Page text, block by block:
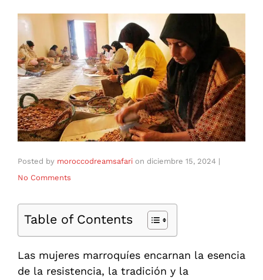
Posted by moroccodreamsafari on diciembre 15, 2024 |
No Comments
Table of Contents
Las mujeres marroquíes encarnan la esencia
de la resistencia, la tradición y la